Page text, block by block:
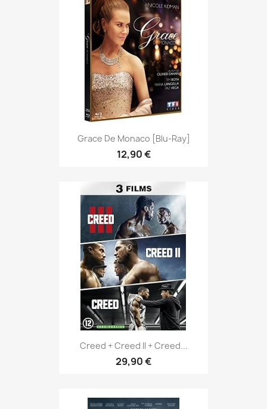
Grace De Monaco [Blu-Ray]
12,90 €
Creed + Creed II + Creed...
29,90 €